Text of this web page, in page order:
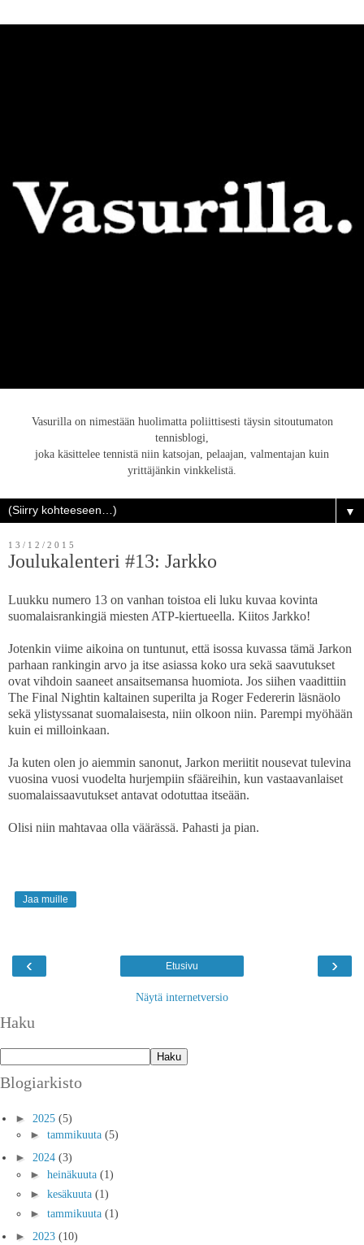
Vasurilla on nimestään huolimatta poliittisesti täysin sitoutumaton
tennisblogi,
joka käsittelee tennistä niin katsojan, pelaajan, valmentajan kuin
yrittäjänkin vinkkelistä.
▼
13/12/2015
Joulukalenteri #13: Jarkko
Luukku numero 13 on vanhan toistoa eli luku kuvaa kovinta
suomalaisrankingiä miesten ATP-kiertueella. Kiitos Jarkko!
Jotenkin viime aikoina on tuntunut, että isossa kuvassa tämä Jarkon
parhaan rankingin arvo ja itse asiassa koko ura sekä saavutukset
ovat vihdoin saaneet ansaitsemansa huomiota. Jos siihen vaadittiin
The Final Nightin kaltainen superilta ja Roger Federerin läsnäolo
sekä ylistyssanat suomalaisesta, niin olkoon niin. Parempi myöhään
kuin ei milloinkaan.
Ja kuten olen jo aiemmin sanonut, Jarkon meriitit nousevat tulevina
vuosina vuosi vuodelta hurjempiin sfääreihin, kun vastaavanlaiset
suomalaissaavutukset antavat odotuttaa itseään.
Olisi niin mahtavaa olla väärässä. Pahasti ja pian.
Jaa muille
‹ ›
Etusivu
Näytä internetversio
Haku
Blogiarkisto
► 2025 (5)
► tammikuuta (5)
► 2024 (3)
► heinäkuuta (1)
► kesäkuuta (1)
► tammikuuta (1)
► 2023 (10)